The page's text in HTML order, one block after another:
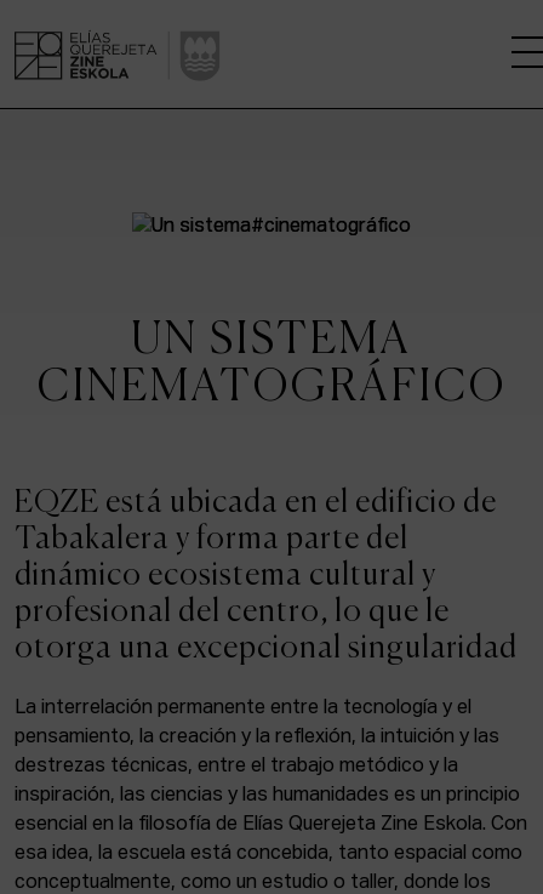
CENTRO DE INVESTIGACIÓN
KINOFABRIKA
LA CASA DEL CINE
ACTUALIDAD
Admisión
Intranet
Facebook Equis Instagram
© Elías Querejeta Zine Eskola 2026
Tabakalera · Andre zigarrogileak plaza, 1
UN SISTEMA
CINEMATOGRÁFICO
EQZE está ubicada en el edificio de
Tabakalera y forma parte del
dinámico ecosistema cultural y
profesional del centro, lo que le
otorga una excepcional singularidad
La interrelación permanente entre la tecnología y el
pensamiento, la creación y la reflexión, la intuición y las
destrezas técnicas, entre el trabajo metódico y la
inspiración, las ciencias y las humanidades es un principio
esencial en la filosofía de Elías Querejeta Zine Eskola. Con
esa idea, la escuela está concebida, tanto espacial como
conceptualmente, como un estudio o taller, donde los